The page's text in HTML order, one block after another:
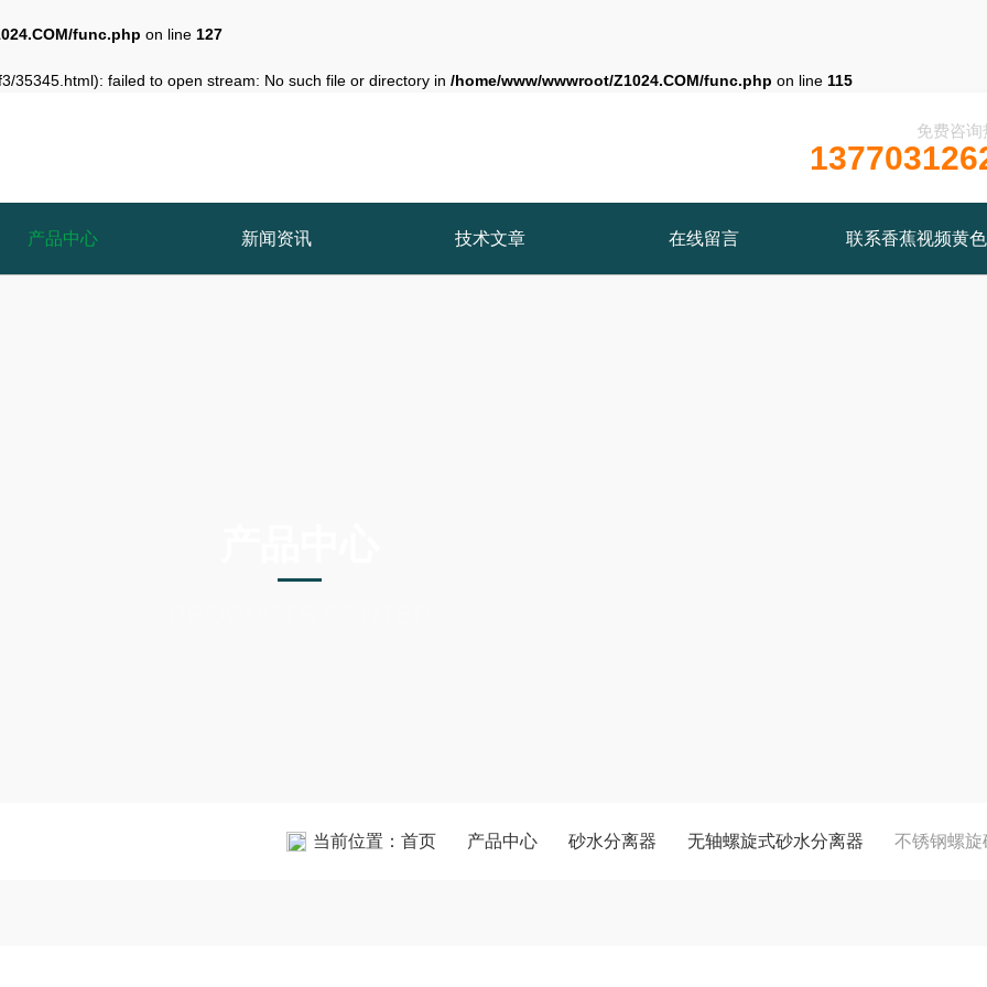
func.php on line 127
35345.html): failed to open stream: No such file or directory in /home/www/wwwroot/Z1024.COM/func.php on line 115
免费咨询
产品中心 新闻资讯 技术文章 在线留言 联系香蕉视频黄色
当前位置： 首页 产品中心 砂水分离器 无轴螺旋式砂水分离器 不锈钢螺